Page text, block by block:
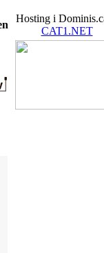
Hosting i
CAT1.NET